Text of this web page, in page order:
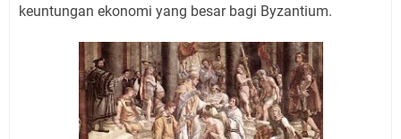
keuntungan ekonomi yang besar bagi Byzantium.